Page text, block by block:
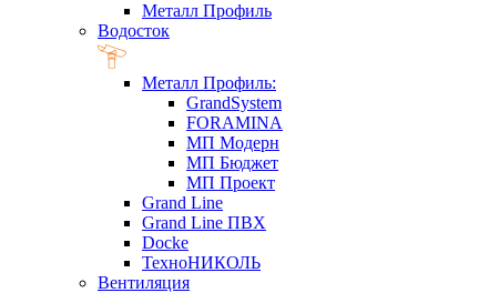
Металл Профиль
Водосток
Металл Профиль:
GrandSystem
FORAMINA
МП Модерн
МП Бюджет
МП Проект
Grand Line
Grand Line ПВХ
Docke
ТехноНИКОЛЬ
Вентиляция